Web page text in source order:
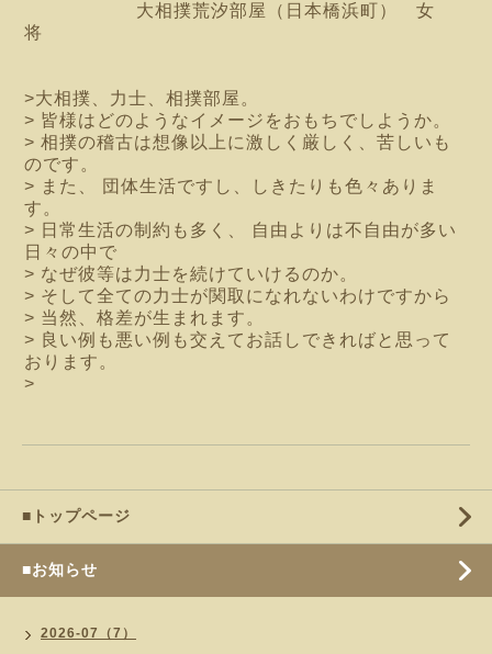
大相撲荒汐部屋（日本橋浜町） 女
将
>大相撲、力士、相撲部屋。
> 皆様はどのようなイメージをおもちでしようか。
> 相撲の稽古は想像以上に激しく厳しく、苦しいも
のです。
> また、 団体生活ですし、しきたりも色々ありま
す。
> 日常生活の制約も多く、 自由よりは不自由が多い
日々の中で
> なぜ彼等は力士を続けていけるのか。
> そして全ての力士が関取になれないわけですから
> 当然、格差が生まれます。
> 良い例も悪い例も交えてお話しできればと思って
おります。
>
■トップページ
■お知らせ
2026-07（7）